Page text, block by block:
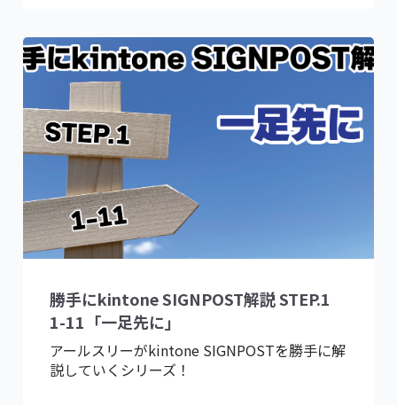
勝手にkintone SIGNPOST解説 STEP.1
1-11「一足先に」
アールスリーがkintone SIGNPOSTを勝手に解
説していくシリーズ！